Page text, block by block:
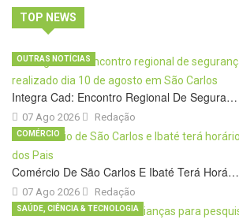
TOP NEWS
Integra Cad: Encontro Regional De Segura…
07 Ago 2026
OUTRAS NOTÍCIAS
Redação
Comércio De São Carlos E Ibaté Terá Horá…
07 Ago 2026
COMÉRCIO
Redação
SAÚDE, CIÊNCIA & TECNOLOGIA